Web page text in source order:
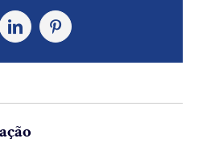
LinkedInPinterest